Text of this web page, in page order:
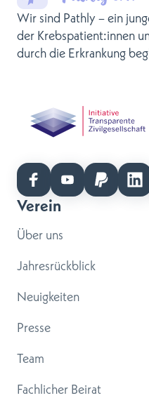
Wir sind Pathly – ein
der Krebspatient:innen
durch die Erkrankung
Verein
Über uns
Jahresrückblick
Neuigkeiten
Presse
Team
Fachlicher Beirat